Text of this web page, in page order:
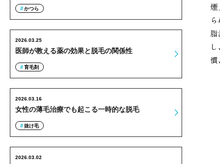
煙
慣
かつら
医師が教える薬の効果と脱毛の関係性
2026.03.25
育毛剤
女性の薄毛治療でも起こる一時的な脱毛
2026.03.16
抜け毛
2026.03.02